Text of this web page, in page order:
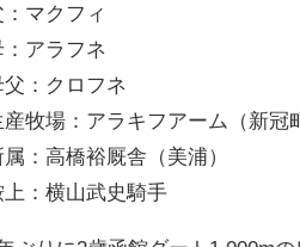
：マクフィ
：アラフネ
父：クロフネ
産牧場：アラキフアーム（新冠
属：高橋裕厩舎（美浦）
上：横山武史騎手